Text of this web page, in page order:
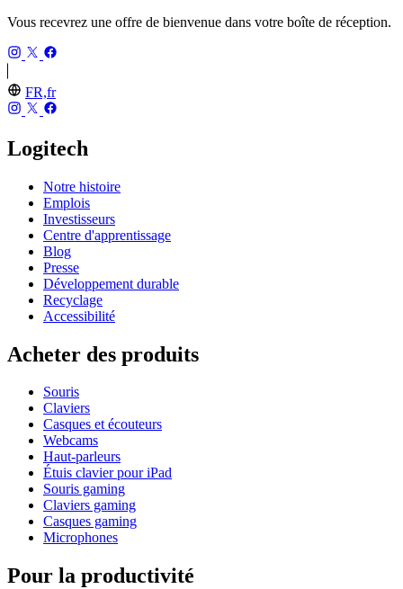
Vous recevrez une offre de bienvenue dans votre boîte de réception.
FR,fr
Logitech
Notre histoire
Emplois
Investisseurs
Centre d'apprentissage
Blog
Presse
Développement durable
Recyclage
Accessibilité
Acheter des produits
Souris
Claviers
Casques et écouteurs
Webcams
Haut-parleurs
Étuis clavier pour iPad
Souris gaming
Claviers gaming
Casques gaming
Microphones
Pour la productivité